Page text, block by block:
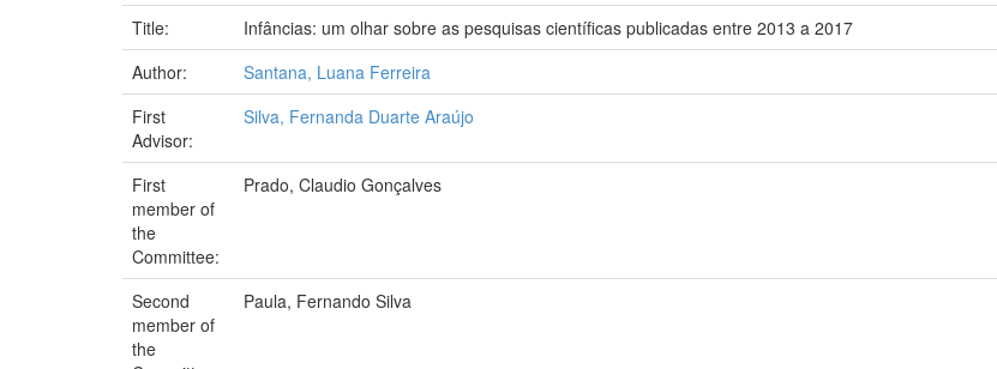
Title:
Infâncias: um olhar sobre as pesquisas científicas publicadas entre 2013 a 2017
Author:
Santana, Luana Ferreira
First
Advisor:
Silva, Fernanda Duarte Araújo
First
member of
the
Committee:
Prado, Claudio Gonçalves
Second
member of
the
Paula, Fernando Silva